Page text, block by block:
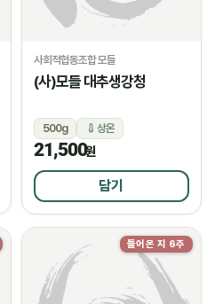
사회적협동조합 모들
(사)모들 대추생강청
500g 상온
21,500원
담기
들어온 지 6주